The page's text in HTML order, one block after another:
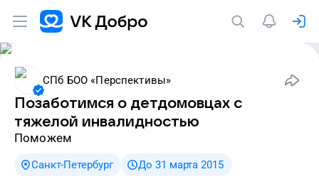
СПб БОО «Перспективы»
Позаботимся о детдомовцах с
тяжелой инвалидностью
Поможем
Санкт-Петербург До 31 марта 2015